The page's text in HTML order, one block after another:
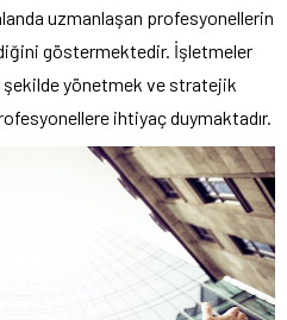
uzmanlaşan profesyonellerin
göstermektedir. İşletmeler
yönetmek ve stratejik
ihtiyaç duymaktadır.